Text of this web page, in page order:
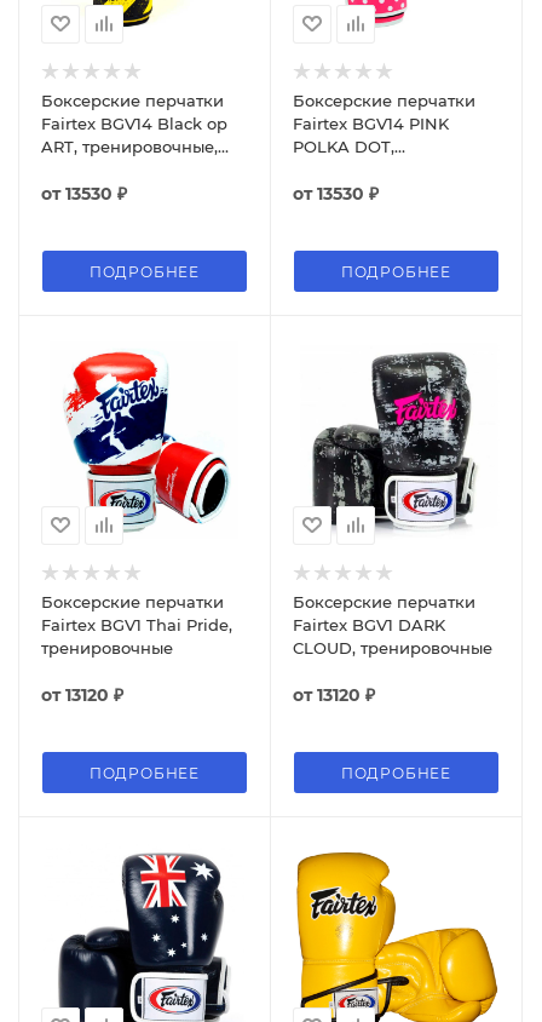
Боксерские перчатки
Fairtex BGV14 Black op
ART, тренировочные,
от13530 ₽
ПОДРОБНЕЕ
Боксерские перчатки
Fairtex BGV14 PINK
POLKA DOT,
розовый
от13530 ₽
ПОДРОБНЕЕ
Боксерские перчатки
Fairtex BGV1 Thai Pride,
тренировочные
от13120 ₽
ПОДРОБНЕЕ
Боксерские перчатки
Fairtex BGV1 DARK
CLOUD, тренировочные
от13120 ₽
ПОДРОБНЕЕ